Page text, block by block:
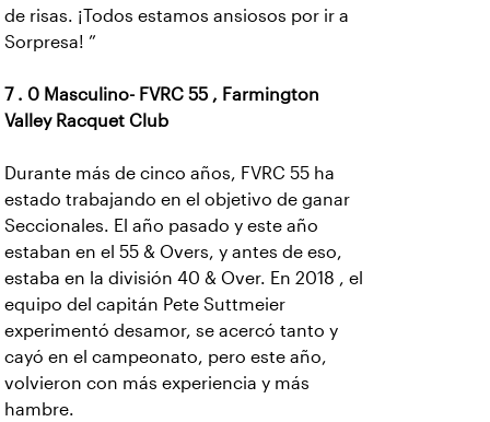
de risas. ¡Todos estamos ansiosos por ir a
Sorpresa! ”
7 . 0 Masculino- FVRC 55 , Farmington
Valley Racquet Club
Durante más de cinco años, FVRC 55 ha
estado trabajando en el objetivo de ganar
Seccionales. El año pasado y este año
estaban en el 55 & Overs, y antes de eso,
estaba en la división 40 & Over. En 2018 , el
equipo del capitán Pete Suttmeier
experimentó desamor, se acercó tanto y
cayó en el campeonato, pero este año,
volvieron con más experiencia y más
hambre.